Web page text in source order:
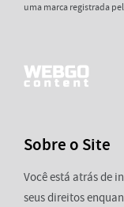
uma marca registrada
Sobre o Site
Você está atrás de
seus direitos